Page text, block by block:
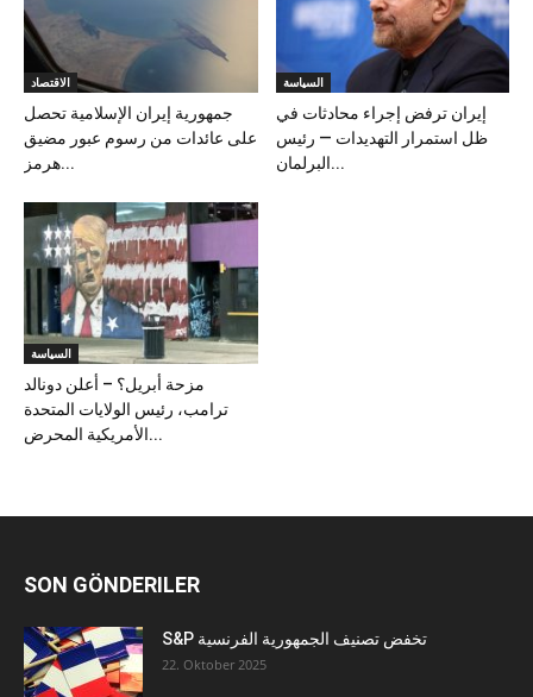
الاقتصاد
جمهورية إيران الإسلامية تحصل
على عائدات من رسوم عبور مضيق
هرمز...
السياسة
إيران ترفض إجراء محادثات في
ظل استمرار التهديدات — رئيس
البرلمان...
السياسة
مزحة أبريل؟ – أعلن دونالد
ترامب، رئيس الولايات المتحدة
الأمريكية المحرض...
SON GÖNDERILER
S&P تخفض تصنيف الجمهورية الفرنسية
22. Oktober 2025